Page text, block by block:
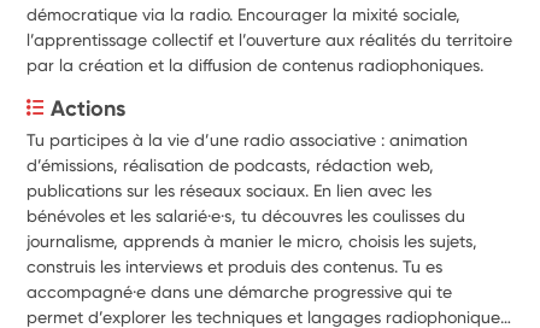
démocratique via la radio. Encourager la mixité sociale,
l’apprentissage collectif et l’ouverture aux réalités du territoire
par la création et la diffusion de contenus radiophoniques.
Actions
Tu participes à la vie d’une radio associative : animation
d’émissions, réalisation de podcasts, rédaction web,
publications sur les réseaux sociaux. En lien avec les
bénévoles et les salarié·e·s, tu découvres les coulisses du
journalisme, apprends à manier le micro, choisis les sujets,
construis les interviews et produis des contenus. Tu es
accompagné·e dans une démarche progressive qui te
permet d’explorer les techniques et langages radiophoniques